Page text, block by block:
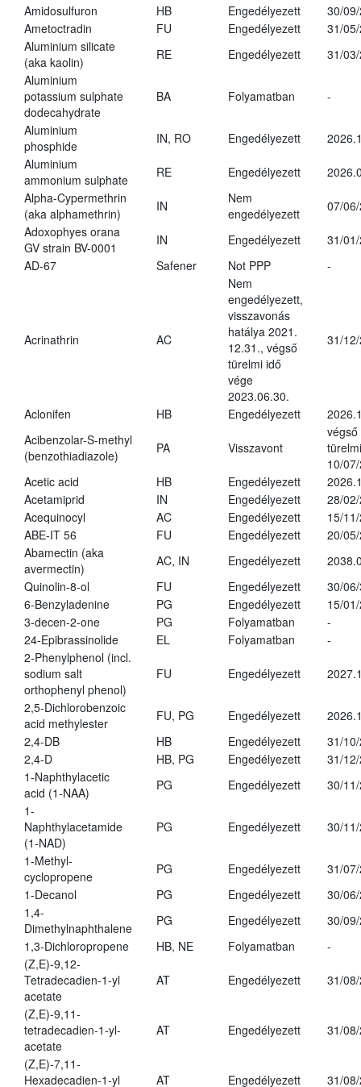
Amidosulfuron
HB Engedélyezett
30/
Ametoctradin
FU Engedélyezett
31/
Aluminium silicate
(aka kaolin)
RE Engedélyezett
31/
Aluminium
potassium sulphate
dodecahydrate
BA Folyamatban -
Aluminium
phosphide
IN, RO Engedélyezett
Aluminium
ammonium sulphate
RE Engedélyezett
Alpha-Cypermethrin
(aka alphamethrin)
IN
Nem
engedélyezett
07/
Adoxophyes orana
GV strain BV-0001
IN Engedélyezett
31/
AD-67
Safener Not PPP -
Acrinathrin AC
Nem
engedélyezett,
visszavonás
hatálya 2021.
12.31., végső
türelmi idő
vége
2023.06.30.
31/
Aclonifen HB Engedélyezett
Acibenzolar-S-methyl
(benzothiadiazole)
PA Visszavont
végső
10/
Acetic acid
HB Engedélyezett
Acetamiprid
IN Engedélyezett
28/
Acequinocyl
AC Engedélyezett
15/
ABE-IT 56
FU Engedélyezett
20/
Abamectin (aka
avermectin)
AC, IN Engedélyezett
Quinolin-8-ol
FU Engedélyezett
30/
6-Benzyladenine
PG Engedélyezett
15/
3-decen-2-one
PG Folyamatban
-
24-Epibrassinolide
EL Folyamatban
-
2-Phenylphenol (incl.
sodium salt
orthophenyl phenol)
FU Engedélyezett
2,5-Dichlorobenzoic
acid methylester
FU, PG Engedélyezett
2,4-DB
HB Engedélyezett
31/
2,4-D
HB, PG Engedélyezett
31/
1-Naphthylacetic
acid (1-NAA)
PG Engedélyezett
30/
1-
Naphthylacetamide
(1-NAD)
PG Engedélyezett 30/
1-Methyl-
cyclopropene
PG Engedélyezett
31/
1-Decanol
PG Engedélyezett
30/
1,4-
Dimethylnaphthalene
PG Engedélyezett
30/
1,3-Dichloropropene
HB, NE Folyamatban
-
(Z,E)-9,12-
Tetradecadien-1-yl
acetate
AT Engedélyezett 31/
(Z,E)-9,11-
tetradecadien-1-yl-
acetate
AT Engedélyezett 31/
(Z,E)-7,11-
Hexadecadien-1-yl
AT Engedélyezett 31/